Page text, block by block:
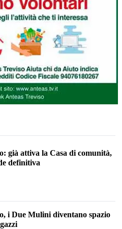
già attiva la Casa di comunità,
definitiva
i Due Mulini diventano spazio